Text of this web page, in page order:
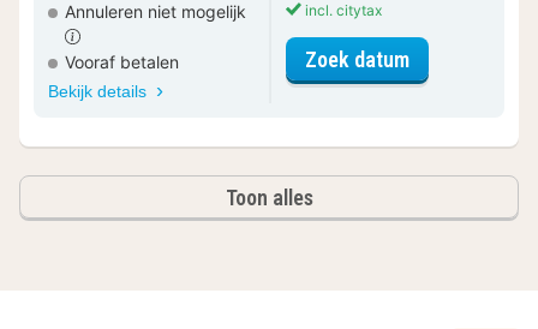
Annuleren niet mogelijk
Vooraf betalen
Bekijk details
incl. citytax
Zoek datumvoor Comfort
Toon alles